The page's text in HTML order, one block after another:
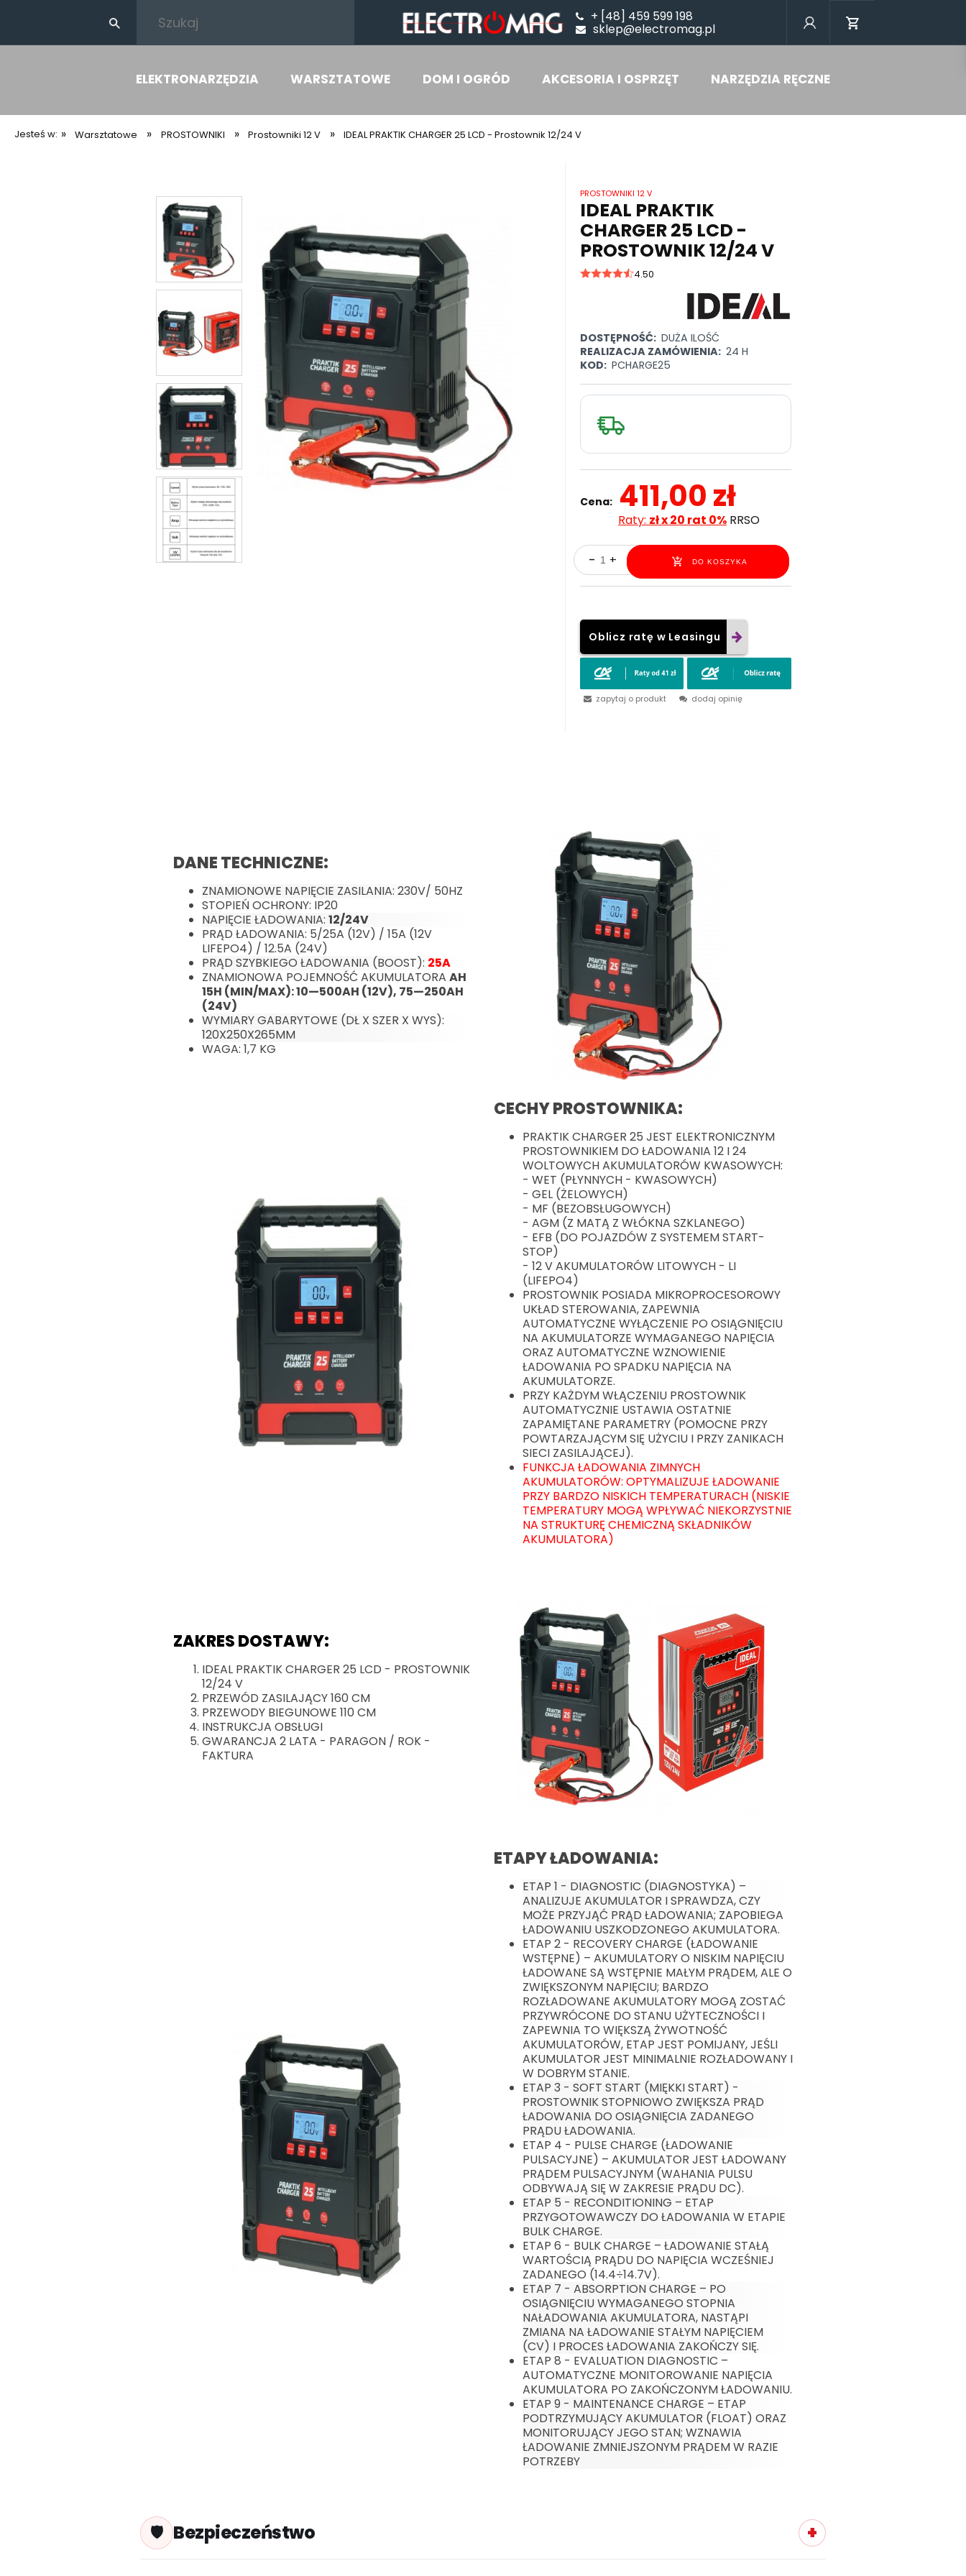
+ [48] 459 599 198
sklep@electromag.pl
ELEKTRONARZĘDZIA WARSZTATOWE DOM I OGRÓD AKCESORIA I OSPRZĘT NARZĘDZIA RĘCZNE
Jesteś w: » Warsztatowe » PROSTOWNIKI » Prostowniki 12 V » IDEAL PRAKTIK CHARGER 25 LCD - Prostownik 12/24 V
PROSTOWNIKI 12 V
IDEAL PRAKTIK
CHARGER 25 LCD -
PROSTOWNIK 12/24 V
4.50
DOSTĘPNOŚĆ: DUŻA ILOŚĆ
REALIZACJA ZAMÓWIENIA: 24 H
KOD: PCHARGE25
Cena: 411,00 zł
Raty: zł x 20 rat 0%RRSO
DO KOSZYKA
Oblicz ratę w Leasingu
zapytaj o produkt dodaj opinię
DANE TECHNICZNE:
ZNAMIONOWE NAPIĘCIE ZASILANIA: 230V/ 50HZ
STOPIEŃ OCHRONY: IP20
NAPIĘCIE ŁADOWANIA: 12/24V
PRĄD ŁADOWANIA: 5/25A (12V) / 15A (12V
LIFEPO4) / 12.5A (24V)
PRĄD SZYBKIEGO ŁADOWANIA (BOOST): 25A
ZNAMIONOWA POJEMNOŚĆ AKUMULATORA AH
15H (MIN/MAX): 10—500AH (12V), 75—250AH
(24V)
WYMIARY GABARYTOWE (DŁ X SZER X WYS):
120X250X265MM
WAGA: 1,7 KG
CECHY PROSTOWNIKA:
PRAKTIK CHARGER 25 JEST ELEKTRONICZNYM
PROSTOWNIKIEM DO ŁADOWANIA 12 I 24
WOLTOWYCH AKUMULATORÓW KWASOWYCH:
- WET (PŁYNNYCH - KWASOWYCH)
- GEL (ŻELOWYCH)
- MF (BEZOBSŁUGOWYCH)
- AGM (Z MATĄ Z WŁÓKNA SZKLANEGO)
- EFB (DO POJAZDÓW Z SYSTEMEM START-
STOP)
- 12 V AKUMULATORÓW LITOWYCH - LI
(LIFEPO4)
PROSTOWNIK POSIADA MIKROPROCESOROWY
UKŁAD STEROWANIA, ZAPEWNIA
AUTOMATYCZNE WYŁĄCZENIE PO OSIĄGNIĘCIU
NA AKUMULATORZE WYMAGANEGO NAPIĘCIA
ORAZ AUTOMATYCZNE WZNOWIENIE
ŁADOWANIA PO SPADKU NAPIĘCIA NA
AKUMULATORZE.
PRZY KAŻDYM WŁĄCZENIU PROSTOWNIK
AUTOMATYCZNIE USTAWIA OSTATNIE
ZAPAMIĘTANE PARAMETRY (POMOCNE PRZY
POWTARZAJĄCYM SIĘ UŻYCIU I PRZY ZANIKACH
SIECI ZASILAJĄCEJ).
FUNKCJA ŁADOWANIA ZIMNYCH
AKUMULATORÓW: OPTYMALIZUJE ŁADOWANIE
PRZY BARDZO NISKICH TEMPERATURACH (NISKIE
TEMPERATURY MOGĄ WPŁYWAĆ NIEKORZYSTNIE
NA STRUKTURĘ CHEMICZNĄ SKŁADNIKÓW
AKUMULATORA)
ZAKRES DOSTAWY:
IDEAL PRAKTIK CHARGER 25 LCD - PROSTOWNIK
12/24 V
PRZEWÓD ZASILAJĄCY 160 CM
PRZEWODY BIEGUNOWE 110 CM
INSTRUKCJA OBSŁUGI
GWARANCJA 2 LATA - PARAGON / ROK -
FAKTURA
ETAPY ŁADOWANIA:
ETAP 1 - DIAGNOSTIC (DIAGNOSTYKA) –
ANALIZUJE AKUMULATOR I SPRAWDZA, CZY
MOŻE PRZYJĄĆ PRĄD ŁADOWANIA; ZAPOBIEGA
ŁADOWANIU USZKODZONEGO AKUMULATORA.
ETAP 2 - RECOVERY CHARGE (ŁADOWANIE
WSTĘPNE) – AKUMULATORY O NISKIM NAPIĘCIU
ŁADOWANE SĄ WSTĘPNIE MAŁYM PRĄDEM, ALE O
ZWIĘKSZONYM NAPIĘCIU; BARDZO
ROZŁADOWANE AKUMULATORY MOGĄ ZOSTAĆ
PRZYWRÓCONE DO STANU UŻYTECZNOŚCI I
ZAPEWNIA TO WIĘKSZĄ ŻYWOTNOŚĆ
AKUMULATORÓW, ETAP JEST POMIJANY, JEŚLI
AKUMULATOR JEST MINIMALNIE ROZŁADOWANY I
W DOBRYM STANIE.
ETAP 3 - SOFT START (MIĘKKI START) -
PROSTOWNIK STOPNIOWO ZWIĘKSZA PRĄD
ŁADOWANIA DO OSIĄGNIĘCIA ZADANEGO
PRĄDU ŁADOWANIA.
ETAP 4 - PULSE CHARGE (ŁADOWANIE
PULSACYJNE) – AKUMULATOR JEST ŁADOWANY
PRĄDEM PULSACYJNYM (WAHANIA PULSU
ODBYWAJĄ SIĘ W ZAKRESIE PRĄDU DC).
ETAP 5 - RECONDITIONING – ETAP
PRZYGOTOWAWCZY DO ŁADOWANIA W ETAPIE
BULK CHARGE.
ETAP 6 - BULK CHARGE – ŁADOWANIE STAŁĄ
WARTOŚCIĄ PRĄDU DO NAPIĘCIA WCZEŚNIEJ
ZADANEGO (14.4÷14.7V).
ETAP 7 - ABSORPTION CHARGE – PO
OSIĄGNIĘCIU WYMAGANEGO STOPNIA
NAŁADOWANIA AKUMULATORA, NASTĄPI
ZMIANA NA ŁADOWANIE STAŁYM NAPIĘCIEM
(CV) I PROCES ŁADOWANIA ZAKOŃCZY SIĘ.
ETAP 8 - EVALUATION DIAGNOSTIC –
AUTOMATYCZNE MONITOROWANIE NAPIĘCIA
AKUMULATORA PO ZAKOŃCZONYM ŁADOWANIU.
ETAP 9 - MAINTENANCE CHARGE – ETAP
PODTRZYMUJĄCY AKUMULATOR (FLOAT) ORAZ
MONITORUJĄCY JEGO STAN; WZNAWIA
ŁADOWANIE ZMNIEJSZONYM PRĄDEM W RAZIE
POTRZEBY
Bezpieczeństwo